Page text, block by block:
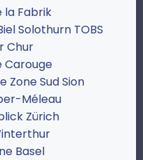
la Fabrik
Solothurn TOBS
Chur
Carouge
Sud Sion
Méleau
Zürich
Basel